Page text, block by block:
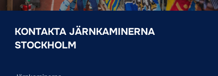
KONTAKTA JÄRNKAMINERNA
STOCKHOLM